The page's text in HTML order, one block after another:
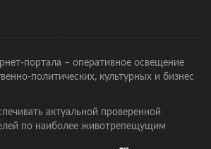
портала – оперативное освещение
политических, культурных и бизнес
актуальной проверенной
по наиболее животрепещущим